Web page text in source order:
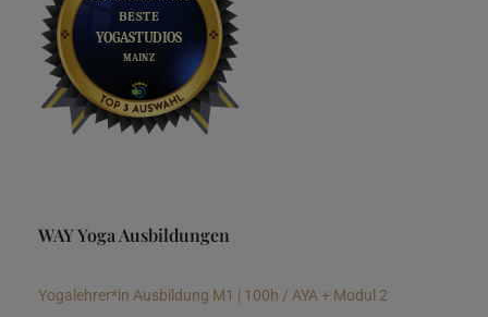
WAY Yoga Ausbildungen
Yogalehrer*in Ausbildung M1 | 100h / AYA + Modul 2